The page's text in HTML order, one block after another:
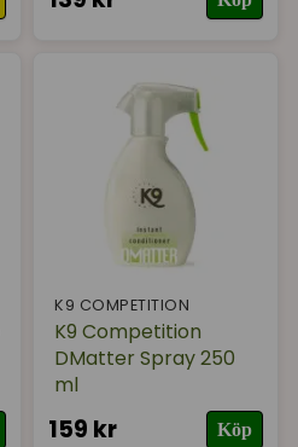
K9 COMPETITION
K9 Competition
DMatter Spray 250
ml
159 kr Köp